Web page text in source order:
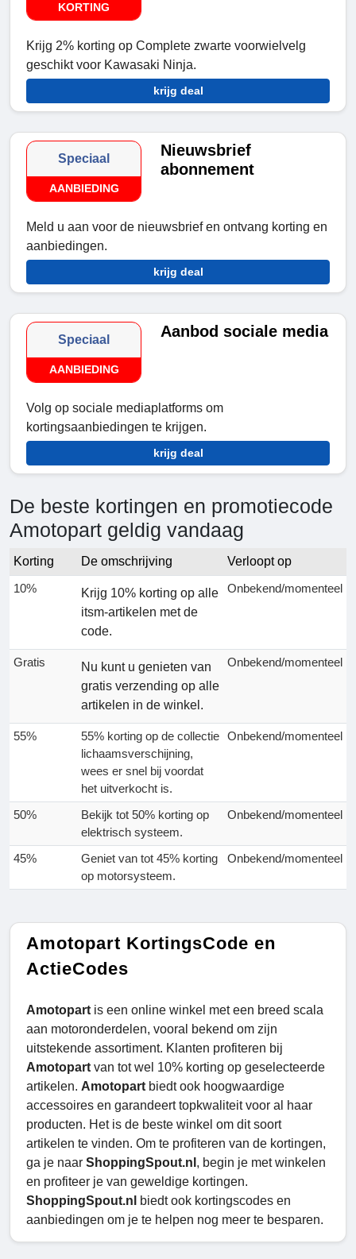
KORTING
Krijg 2% korting op Complete zwarte voorwielvelg
geschikt voor Kawasaki Ninja.
krijg deal
Speciaal
AANBIEDING
Nieuwsbrief
abonnement
Meld u aan voor de nieuwsbrief en ontvang korting en
aanbiedingen.
krijg deal
Speciaal
AANBIEDING
Aanbod sociale media
Volg op sociale mediaplatforms om
kortingsaanbiedingen te krijgen.
krijg deal
De beste kortingen en promotiecode
Amotopart geldig vandaag
Korting De omschrijving
Verloopt op
10%
Krijg 10% korting op alle
itsm-artikelen met de
code.
Onbekend/momenteel
Gratis
Nu kunt u genieten van
gratis verzending op alle
artikelen in de winkel.
Onbekend/momenteel
55%
55% korting op de collectie
lichaamsverschijning,
wees er snel bij voordat
het uitverkocht is.
Onbekend/momenteel
50%
Bekijk tot 50% korting op
elektrisch systeem.
Onbekend/momenteel
45%
Geniet van tot 45% korting
op motorsysteem.
Onbekend/momenteel
Amotopart KortingsCode en
ActieCodes
Amotopart is een online winkel met een breed scala
aan motoronderdelen, vooral bekend om zijn
uitstekende assortiment. Klanten profiteren bij
Amotopart van tot wel 10% korting op geselecteerde
artikelen. Amotopart biedt ook hoogwaardige
accessoires en garandeert topkwaliteit voor al haar
producten. Het is de beste winkel om dit soort
artikelen te vinden. Om te profiteren van de kortingen,
ga je naar ShoppingSpout.nl , begin je met winkelen
en profiteer je van geweldige kortingen.
ShoppingSpout.nl
biedt ook kortingscodes en
aanbiedingen om je te helpen nog meer te besparen.